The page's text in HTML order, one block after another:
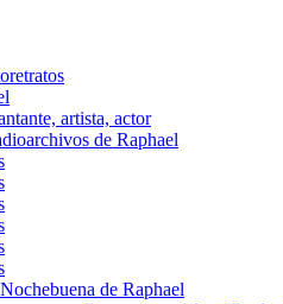
artista, actor
de Raphael
de Raphael